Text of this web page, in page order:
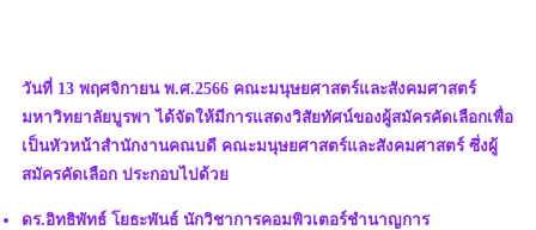
วันที่ 13 พฤศจิกายน พ.ศ.2566 คณะมนุษยศาสตร์และสังคมศาสตร์
มหาวิทยาลัยบูรพา ได้จัดให้มีการแสดงวิสัยทัศน์ของผู้สมัครคัดเลือกเพื่อ
เป็นหัวหน้าสำนักงานคณบดี คณะมนุษยศาสตร์และสังคมศาสตร์ ซึ่งผู้
สมัครคัดเลือก ประกอบไปด้วย
ดร.อิทธิพัทธ์ โยธะพันธ์ นักวิชาการคอมพิวเตอร์ชำนาญการ